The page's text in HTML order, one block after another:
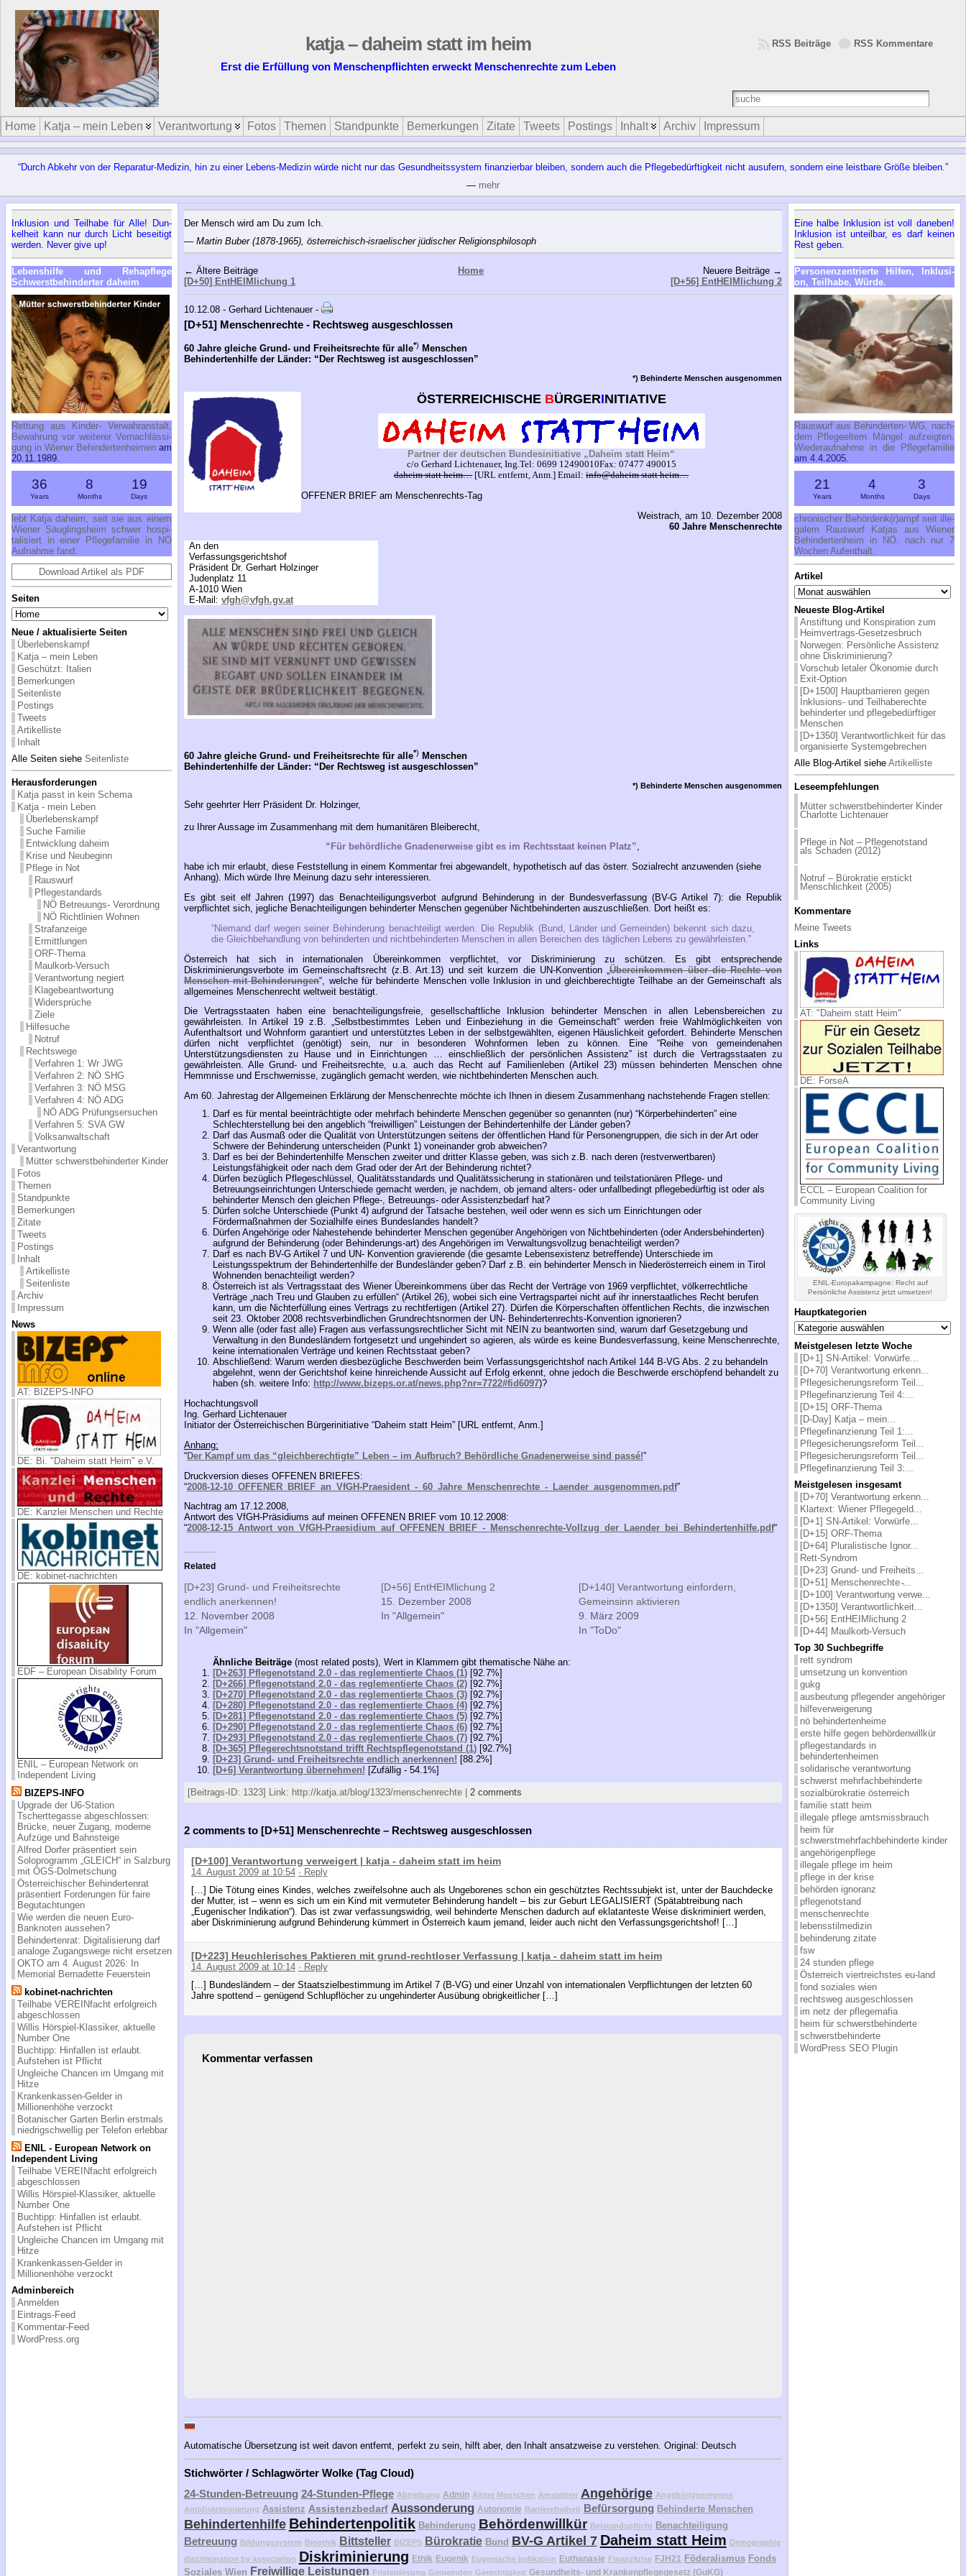
katja – daheim statt im heim
Erst die Erfüllung von Menschenpflichten erweckt Menschenrechte zum Leben
RSS Kommentare
RSS Beiträge
Home Katja – mein Leben Verantwortung Fotos Themen Standpunkte Bemerkungen Zitate Tweets Postings Inhalt Archiv Impressum
“Durch Ab­kehr von der Re­pa­ra­tur-Me­di­zin, hin zu ei­ner Le­bens-Me­di­zin wür­de nicht nur das Ge­sund­heits­sys­tem fi­nan­zier­bar blei­ben, son­dern auch die Pfle­ge­be­dürf­tig­keit nicht aus­ufern, son­dern ei­ne leist­ba­re Grö­ße blei­ben.”
— mehr
In­klu­si­on und Teil­ha­be für Al­le! Dun­
kel­heit kann nur durch Licht be­sei­tigt
wer­den. Ne­ver gi­ve up!
Le­bens­hil­fe und Re­h­a­pfle­ge
Schwerst­be­hin­der­ter da­heim
Ret­tung aus Kin­der- Ver­wahr­an­stalt,
Be­wah­rung vor wei­te­rer Ver­nach­läs­si­
gung in Wie­ner Be­hin­der­ten­hei­menam
20.11.1989.
36
Years
8
Months
19
Days
lebt Kat­ja da­heim, seit sie aus ei­nem
Wie­ner Säug­lings­heim schwer hos­pi­
ta­li­siert in ei­ner Pfle­ge­fa­mi­lie in NÖ
Auf­nah­me fand.
Download Artikel als PDF
Seiten
Neue / aktualisierte Seiten
Überlebenskampf
Katja – mein Leben
Geschützt: Italien
Bemerkungen
Seitenliste
Postings
Tweets
Artikelliste
Inhalt
Alle Seiten siehe Seitenliste
Herausforderungen
Katja passt in kein Schema
Katja - mein Leben
Überlebenskampf
Suche Familie
Entwicklung daheim
Krise und Neubeginn
Pflege in Not
Rauswurf
Pflegestandards
NÖ Betreuungs- Verordnung
NÖ Richtlinien Wohnen
Strafanzeige
Ermittlungen
ORF-Thema
Maulkorb-Versuch
Verantwortung negiert
Klagebeantwortung
Widersprüche
Ziele
Hilfesuche
Notruf
Rechtswege
Verfahren 1: Wr JWG
Verfahren 2: NÖ SHG
Verfahren 3: NÖ MSG
Verfahren 4: NÖ ADG
NÖ ADG Prüfungsersuchen
Verfahren 5: SVA GW
Volksanwaltschaft
Verantwortung
Mütter schwerstbehinderter Kinder
Fotos
Themen
Standpunkte
Bemerkungen
Zitate
Tweets
Postings
Inhalt
Artikelliste
Seitenliste
Archiv
Impressum
News
AT: BIZEPS-INFO
DE: Bi. "Daheim statt Heim" e.V.
DE: Kanzlei Menschen und Rechte
DE: kobinet-nachrichten
EDF – European Disability Forum
ENIL – European Network on
Independent Living
BIZEPS-INFO
Upgrade der U6-Station
Tscherttegasse abgeschlossen:
Brücke, neuer Zugang, moderne
Aufzüge und Bahnsteige
Alfred Dorfer präsentiert sein
Soloprogramm „GLEICH“ in Salzburg
mit ÖGS-Dolmetschung
Österreichischer Behindertenrat
präsentiert Forderungen für faire
Begutachtungen
Wie werden die neuen Euro-
Banknoten aussehen?
Behindertenrat: Digitalisierung darf
analoge Zugangswege nicht ersetzen
OKTO am 4. August 2026: In
Memorial Bernadette Feuerstein
kobinet-nachrichten
Teilhabe VEREINfacht erfolgreich
abgeschlossen
Willis Hörspiel-Klassiker, aktuelle
Number One
Buchtipp: Hinfallen ist erlaubt.
Aufstehen ist Pflicht
Ungleiche Chancen im Umgang mit
Hitze
Krankenkassen-Gelder in
Millionenhöhe verzockt
Botanischer Garten Berlin erstmals
niedrigschwellig per Telefon erlebbar
ENIL - European Network on
Independent Living
Teilhabe VEREINfacht erfolgreich
abgeschlossen
Willis Hörspiel-Klassiker, aktuelle
Number One
Buchtipp: Hinfallen ist erlaubt.
Aufstehen ist Pflicht
Ungleiche Chancen im Umgang mit
Hitze
Krankenkassen-Gelder in
Millionenhöhe verzockt
Adminbereich
Anmelden
Eintrags-Feed
Kommentar-Feed
WordPress.org
Der Mensch wird am Du zum Ich.
— Martin Buber (1878-1965), österreichisch-israelischer jüdischer Religionsphilosoph
← Ältere Beiträge
[D+50] EntHEIMlichung 1
Home
Neuere Beiträge →
[D+56] EntHEIMlichung 2
10.12.08 - Gerhard Lichtenauer -
[D+51] Menschenrechte - Rechtsweg ausgeschlossen
60 Jahre gleiche Grund- und Freiheitsrechte für alle*) Menschen
Behindertenhilfe der Länder: “Der Rechtsweg ist ausgeschlossen”
*) Behinderte Menschen ausgenommen
ÖSTERREICHISCHE BÜRGERINITIATIVE
Partner der deutschen Bundesinitiative „Daheim statt Heim“
c/o Gerhard Lichtenauer, Ing.Tel: 0699 12490010Fax: 07477 490015
daheim statt heim…[URL entfernt, Anm.] Email:info@daheim statt heim…
OFFENER BRIEF am Menschenrechts-Tag
Weistrach, am 10. Dezember 2008
60 Jahre Menschenrechte
An den
Verfassungsgerichtshof
Präsident Dr. Gerhart Holzinger
Judenplatz 11
A-1010 Wien
E-Mail: vfgh@vfgh.gv.at
60 Jahre gleiche Grund- und Freiheitsrechte für alle*) Menschen
Behindertenhilfe der Länder: “Der Rechtsweg ist ausgeschlossen”
*) Behinderte Menschen ausgenommen
Sehr geehrter Herr Präsident Dr. Holzinger,
zu Ihrer Aussage im Zusammenhang mit dem humanitären Bleiberecht,
“Für behördliche Gnadenerweise gibt es im Rechtsstaat keinen Platz”,
habe ich mir erlaubt, diese Feststellung in einem Kommentar frei abgewandelt, hypothetisch auf das österr. Sozialrecht anzuwenden (siehe
Anhang). Mich würde Ihre Meinung dazu sehr interessieren.
Es gibt seit elf Jahren (1997) das Benachteiligungsverbot aufgrund Behinderung in der Bundes­verfassung (BV-G Artikel 7): die Republik
verpflichtet sich, jegliche Benachteiligungen behinderter Menschen gegenüber Nichtbehinderten auszuschließen. Dort heißt es:
“Niemand darf wegen seiner Behinderung benachteiligt werden. Die Republik (Bund, Länder und Gemeinden) bekennt sich dazu,
die Gleichbehandlung von behinderten und nichtbehinderten Menschen in allen Bereichen des täglichen Lebens zu gewährleisten.”
Österreich hat sich in internationalen Übereinkommen verpflichtet, vor Diskriminierung zu schützen. Es gibt entsprechende
Diskriminierungsverbote im Gemeinschaftsrecht (z.B. Art.13) und seit kurzem die UN-Konvention „Übereinkommen über die Rechte von
Menschen mit Behinderungen“, welche für behinderte Menschen volle Inklusion in und gleichberechtigte Teilhabe an der Gemeinschaft als
allgemeines Menschenrecht weltweit bestätigt.
Die Vertragsstaaten haben eine benachteiligungsfreie, gesellschaftliche Inklusion behinderter Menschen in allen Lebensbereichen zu
gewährleisten. In Artikel 19 z.B. „Selbstbestimmtes Leben und Einbeziehung in die Gemeinschaft“ werden freie Wahlmöglichkeiten von
Aufenthaltsort und Wohnform garantiert und unterstütztes Leben in der selbstgewählten, eigenen Häuslichkeit gefordert. Behinderte Menschen
dürfen nicht verpflichtet (genötigt) sein, nur in besonderen Wohn­formen leben zu können. Eine “Reihe von gemeindenahen
Unterstützungsdiensten zu Hause und in Einrichtungen … einschließlich der persönlichen Assistenz” ist durch die Vertragsstaaten zu
gewährleisten. Alle Grund- und Freiheitsrechte, u.a. auch das Recht auf Familienleben (Artikel 23) müssen behinderten Menschen ohne
Hemmnisse und Erschwernisse, zugänglich gemacht werden, wie nichtbehinderten Menschen auch.
Am 60. Jahrestag der Allgemeinen Erklärung der Menschenrechte möchte ich Ihnen in diesem Zusammenhang nachstehende Fragen stellen:
Darf es für mental beeinträchtigte oder mehrfach behinderte Menschen gegenüber so genannten (nur) “Körperbehinderten” eine
Schlechterstellung bei den angeblich “freiwilligen” Leistungen der Behindertenhilfe der Länder geben?
Darf das Ausmaß oder die Qualität von Unterstützungen seitens der öffentlichen Hand für Personengruppen, die sich in der Art oder
Schwere der Behinderung unterscheiden (Punkt 1) voneinander grob abweichen?
Darf es bei der Behindertenhilfe Menschen zweiter und dritter Klasse geben, was sich z.B. nach deren (restverwertbaren)
Leistungsfähigkeit oder nach dem Grad oder der Art der Behinderung richtet?
Dürfen bezüglich Pflegeschlüssel, Qualitätsstandards und Qualitätssicherung in stationären und teilstationären Pflege- und
Betreuungseinrichtungen Unterschiede gemacht werden, je nachdem, ob jemand alters- oder unfallbedingt pflegebedürftig ist oder als
behinderter Mensch den gleichen Pflege-, Betreuungs- oder Assistenzbedarf hat?
Dürfen solche Unterschiede (Punkt 4) aufgrund der Tatsache bestehen, weil oder wenn es sich um Einrichtungen oder
Fördermaßnahmen der Sozialhilfe eines Bundeslandes handelt?
Dürfen Angehörige oder Nahestehende behinderter Menschen gegenüber Angehörigen von Nichtbehinderten (oder Andersbehinderten)
aufgrund der Behinderung (oder Behinderungs-art) des Angehörigen im Verwaltungsvollzug benachteiligt werden?
Darf es nach BV-G Artikel 7 und UN- Konvention gravierende (die gesamte Lebensexistenz betreffende) Unterschiede im
Leistungsspektrum der Behindertenhilfe der Bundesländer geben? Darf z.B. ein behinderter Mensch in Niederösterreich einem in Tirol
Wohnenden benachteiligt werden?
Österreich ist als Vertragsstaat des Wiener Übereinkommens über das Recht der Verträge von 1969 verpflichtet, völkerrechtliche
Verträge „nach Treu und Glauben zu erfüllen“ (Artikel 26), wobei sich eine Vertragspartei nicht auf ihr innerstaatliches Recht berufen
kann, um die Nichterfüllung eines Vertrags zu rechtfertigen (Artikel 27). Dürfen die Körperschaften öffentlichen Rechts, die inzwischen
seit 23. Oktober 2008 rechtsverbindlichen Grundrechtsnormen der UN- Behindertenrechts-Konvention ignorieren?
Wenn alle (oder fast alle) Fragen aus verfassungsrechtlicher Sicht mit NEIN zu beantworten sind, warum darf Gesetzgebung und
Verwaltung in den Bundesländern fortgesetzt und ungehindert so agieren, als würde es keine Bundesverfassung, keine Menschenrechte,
keine internationalen Verträge und keinen Rechtsstaat geben?
Abschließend: Warum werden diesbezügliche Beschwerden beim Verfassungsgerichtshof nach Artikel 144 B-VG Abs. 2 zu behandeln
abgelehnt, wenn der Gerichtshof keine hinreichende Aussicht auf Erfolg erkennt, ohne jedoch die Beschwerde erschöpfend behandelt zu
haben (sh. weitere Info: http://www.bizeps.or.at/news.php?nr=7722#fid6097)?
Hochachtungsvoll
Ing. Gerhard Lichtenauer
Initiator der Österreichischen Bürgerinitiative “Daheim statt Heim” [URL entfernt, Anm.]
Anhang:
“Der Kampf um das “gleichberechtigte” Leben – im Aufbruch? Behördliche Gnadenerweise sind passé!”
Druckversion dieses OFFENEN BRIEFES:
“2008-12-10_OFFENER_BRIEF_an_VfGH-Praesident_-_60_Jahre_Menschenrechte_-_Laender_ausgenommen.pdf”
Nachtrag am 17.12.2008,
Antwort des VfGH-Präsidiums auf meinen OFFENEN BRIEF vom 10.12.2008:
“2008-12-15_Antwort_von_VfGH-Praesidium_auf_OFFENEN_BRIEF_-_Menschenrechte-Vollzug_der_Laender_bei_Behindertenhilfe.pdf“
Related
[D+23] Grund- und Freiheitsrechte
endlich anerkennen!
12. November 2008
In "Allgemein"
[D+56] EntHEIMlichung 2
15. Dezember 2008
In "Allgemein"
[D+140] Verantwortung einfordern,
Gemeinsinn aktivieren
9. März 2009
In "ToDo"
Ähnliche Beiträge(most related posts), Wert in Klammern gibt thematische Nähe an:
[D+263] Pflegenotstand 2.0 - das reglementierte Chaos (1)[92.7%]
[D+266] Pflegenotstand 2.0 - das reglementierte Chaos (2)[92.7%]
[D+270] Pflegenotstand 2.0 - das reglementierte Chaos (3)[92.7%]
[D+280] Pflegenotstand 2.0 - das reglementierte Chaos (4)[92.7%]
[D+281] Pflegenotstand 2.0 - das reglementierte Chaos (5)[92.7%]
[D+290] Pflegenotstand 2.0 - das reglementierte Chaos (6)[92.7%]
[D+293] Pflegenotstand 2.0 - das reglementierte Chaos (7)[92.7%]
[D+365] Pflegerechtsnotstand trifft Rechtspflegenotstand (1)[92.7%]
[D+23] Grund- und Freiheitsrechte endlich anerkennen! [88.2%]
[D+6] Verantwortung übernehmen! [Zufällig - 54.1%]
[Beitrags-ID: 1323] Link: http://katja.at/blog/1323/menschenrechte | 2 comments
2 comments to [D+51] Menschenrechte – Rechtsweg ausgeschlossen
[D+100] Verantwortung verweigert | katja - daheim statt im heim
14. August 2009 at 10:54 · Reply
[…] Die Tötung eines Kindes, welches zweifelsohne auch als Ungeborenes schon ein geschütztes Rechtssubjekt ist, unter der Bauchdecke
der Mutter, ist – wenn es sich um ein Kind mit vermuteter Behinderung handelt – bis zur Geburt LEGALISIERT (Spätabtreibung nach
„Eugenischer Indikation“). Das ist zwar verfassungswidrig, weil behinderte Menschen dadurch auf eklatanteste Weise diskriminiert werden,
aber Diskriminierung aufgrund Behinderung kümmert in Österreich kaum jemand, leider auch nicht den Verfassungsgerichtshof! […]
[D+223] Heuchlerisches Paktieren mit grund-rechtloser Verfassung | katja - daheim statt im heim
14. August 2009 at 10:14 · Reply
[…] Bundesländern – der Staatszielbestimmung im Artikel 7 (B-VG) und einer Unzahl von internationalen Verpflichtungen der letzten 60
Jahre spottend – genügend Schlupflöcher zu ungehinderter Ausübung obrigkeitlicher […]
Kommentar verfassen
Automatische Übersetzung ist weit davon entfernt, perfekt zu sein, hilft aber, den Inhalt ansatzweise zu verstehen. Original: Deutsch
Stichwörter / Schlagwörter Wolke (Tag Cloud)
24-Stunden-Betreuung 24-Stunden-Pflege Abtreibung Admin Ältere Menschen Amstetten Angehörige Angehörigenregress
Antidiskriminierung Assistenz Assistenzbedarf Aussonderung Autonomie Barrierefreiheit Befürsorgung Behinderte Menschen
Behindertenhilfe Behindertenpolitik Behinderung Behördenwillkür Beistandspflicht Benachteiligung
Betreuung Bildungssystem Bioethik Bittsteller BIZEPS Bürokratie Bund BV-G Artikel 7 Daheim statt Heim Demographie
discrimination by association Diskriminierung Ethik Eugenik Eugenische Indikation Euthanasie Finanzkrise FJH21 Föderalismus Fonds
Soziales Wien Freiwillige Leistungen Fristenlösung Gemeinden Gerechtigkeit Gesundheits- und Krankenpflegegesetz (GuKG)
Ei­ne hal­be In­klu­si­on ist voll da­ne­ben!
In­klu­si­on ist un­teil­bar, es darf kei­nen
Rest ge­ben.
Per­so­nen­zen­trier­te Hil­fen, In­klu­si­
on, Teil­ha­be, Wür­de.
Raus­wurf aus Be­hin­der­ten- WG, nach­
dem Pfle­ge­el­tern Män­gel auf­zeig­ten.
Wie­der­auf­nah­me in die Pfle­ge­fa­mi­lie
am 4.4.2005.
21
Years
4
Months
3
Days
chro­ni­scher Be­hör­denk(r)ampf seit il­le­
ga­lem Raus­wurf Kat­jas aus Wie­ner
Be­hin­der­ten­heim in NÖ, nach nur 7
Wo­chen Auf­ent­halt.
Artikel
Artikel
Neueste Blog-Artikel
Anstiftung und Konspiration zum
Heimvertrags-Gesetzesbruch
Norwegen: Persönliche Assistenz
ohne Diskriminierung?
Vorschub letaler Ökonomie durch
Exit-Option
[D+1500] Hauptbarrieren gegen
Inklusions- und Teilhaberechte
behinderter und pflegebedürftiger
Menschen
[D+1350] Verantwortlichkeit für das
organisierte Systemgebrechen
Alle Blog-Artikel siehe Artikelliste
Leseempfehlungen
Müt­ter schwerst­be­hin­der­ter Kin­der
Char­lot­te Lich­ten­au­er
Pfle­ge in Not – Pfle­ge­not­stand
als Scha­den (2012)
Not­ruf – Bü­ro­kra­tie er­stickt
Mensch­lich­keit (2005)
Kommentare
Meine Tweets
Links
AT: "Daheim statt Heim"
DE: ForseA
ECCL – European Coalition for
Community Living
ENIL-Europakampagne: Recht auf
Persönliche Assistenz jetzt umsetzen!
Hauptkategorien
Hauptkategorien
Meistgelesen letzte Woche
[D+1] SN-Artikel: Vorwürfe...
[D+70] Verantwortung erkenn...
Pflegesicherungsreform Teil...
Pflegefinanzierung Teil 4:...
[D+15] ORF-Thema
[D-Day] Katja – mein...
Pflegefinanzierung Teil 1:...
Pflegesicherungsreform Teil...
Pflegesicherungsreform Teil...
Pflegefinanzierung Teil 3:...
Meistgelesen insgesamt
[D+70] Verantwortung erkenn...
Klartext: Wiener Pflegegeld...
[D+1] SN-Artikel: Vorwürfe...
[D+15] ORF-Thema
[D+64] Pluralistische Ignor...
Rett-Syndrom
[D+23] Grund- und Freiheits...
[D+51] Menschenrechte ̵...
[D+100] Verantwortung verwe...
[D+1350] Verantwortlichkeit...
[D+56] EntHEIMlichung 2
[D+44] Maulkorb-Versuch
Top 30 Suchbegriffe
rett syndrom
umsetzung un konvention
gukg
ausbeutung pflegender angehöriger
hilfeverweigerung
nö behindertenheime
erste hilfe gegen behördenwillkür
pflegestandards in
behindertenheimen
solidarische verantwortung
schwerst mehrfachbehinderte
sozialbürokratie österreich
familie statt heim
illegale pflege amtsmissbrauch
heim für
schwerstmehrfachbehinderte kinder
angehörigenpflege
illegale pflege im heim
pflege in der krise
behörden ignoranz
pflegenotstand
menschenrechte
lebensstilmedizin
behinderung zitate
fsw
24 stunden pflege
Österreich viertreichstes eu-land
fond soziales wien
rechtsweg ausgeschlossen
im netz der pflegemafia
heim für schwerstbehinderte
schwerstbehinderte
WordPress SEO Plugin